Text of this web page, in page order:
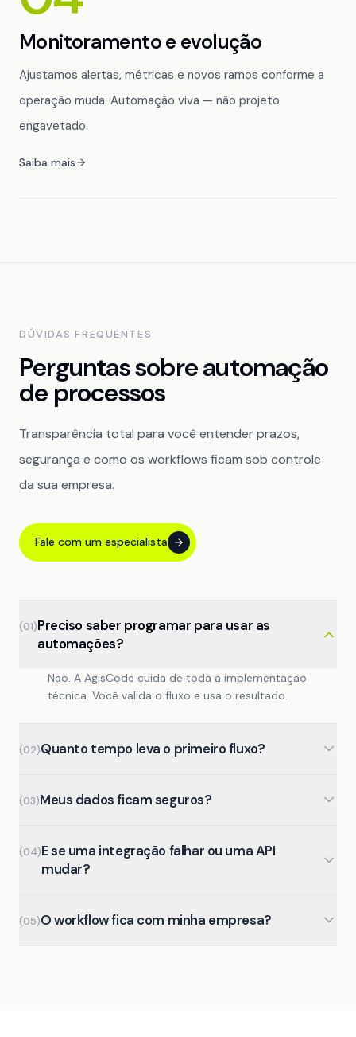
Monitoramento e evolução
Ajustamos alertas, métricas e novos ramos conforme a
operação muda. Automação viva — não projeto
engavetado.
Saiba mais
DÚVIDAS FREQUENTES
Perguntas sobre automação
de processos
Transparência total para você entender prazos,
segurança e como os workflows ficam sob controle
da sua empresa.
Fale com um especialista
(01)Preciso saber programar para usar as
automações?
Não. A AgisCode cuida de toda a implementação
técnica. Você valida o fluxo e usa o resultado.
(02)Quanto tempo leva o primeiro fluxo?
mais complexos com múltiplas integrações e lógica
(03)Meus dados ficam seguros?
os fluxos seguem o princípio do menor privilégio e
toda a arquitetura é documentada para auditoria.
(04)E se uma integração falhar ou uma API
mudar?
antes que o problema impacte a operação. Mudanças
(05)O workflow fica com minha empresa?